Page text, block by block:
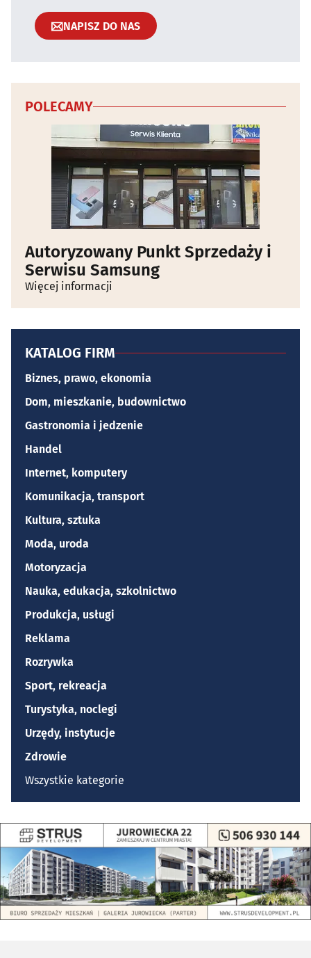
NAPISZ DO NAS
POLECAMY
Autoryzowany Punkt Sprzedaży i
Serwisu Samsung
Więcej informacji
KATALOG FIRM
Biznes, prawo, ekonomia
Dom, mieszkanie, budownictwo
Gastronomia i jedzenie
Handel
Internet, komputery
Komunikacja, transport
Kultura, sztuka
Moda, uroda
Motoryzacja
Nauka, edukacja, szkolnictwo
Produkcja, usługi
Reklama
Rozrywka
Sport, rekreacja
Turystyka, noclegi
Urzędy, instytucje
Zdrowie
Wszystkie kategorie